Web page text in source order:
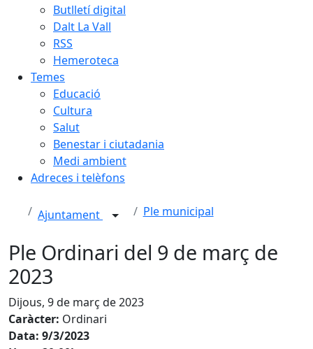
Butlletí digital
Dalt La Vall
RSS
Hemeroteca
Temes
Educació
Cultura
Salut
Benestar i ciutadania
Medi ambient
Adreces i telèfons
Ajuntament Ple municipal
Ple Ordinari del 9 de març de
2023
Dijous, 9 de març de 2023
Caràcter: Ordinari
Data: 9/3/2023